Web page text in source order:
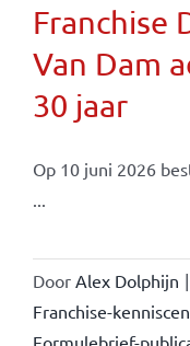
Franchise
Van Dam
30 jaar
Op 10 juni 2026
Door Alex Dolphijn |
Franchise-
Formulebrief-